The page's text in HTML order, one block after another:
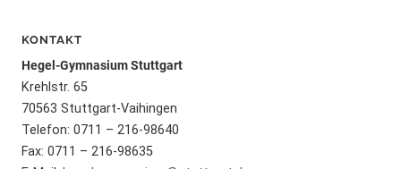
KONTAKT
Hegel-Gymnasium Stuttgart
Krehlstr. 65
70563 Stuttgart-Vaihingen
Telefon: 0711 – 216-98640
Fax: 0711 – 216-98635